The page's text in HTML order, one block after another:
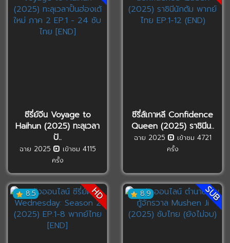
ซีรี่ย์จีน Voyage to
Haihun (2025) ทะลุเวลา
ปั..
ฉาย 2025
เข้าชม 4115
ครั้ง
ซีรี่ส์เกาหลี Confidence
Queen (2025) ราชินีน..
ฉาย 2025
เข้าชม 4721
ครั้ง
8.5 HD 8.9 SUB